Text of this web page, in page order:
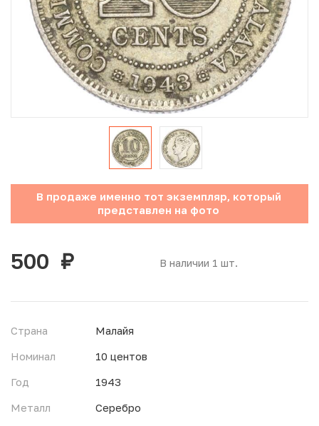
Юбилейные монеты Банка России (с 1999 года)
Памятные и инвестиционные монеты СССР и России
Иностранные монеты
Неофициальные выпуски монет (Unusual)
Античные и средневековые монеты
Наборы монет
Инвестиционные монеты
В продаже именно тот экземпляр, который
представлен на фото
В наличии 1 шт.
500 руб.
Страна
Малайя
Номинал
10 центов
Год
1943
Металл
Серебро